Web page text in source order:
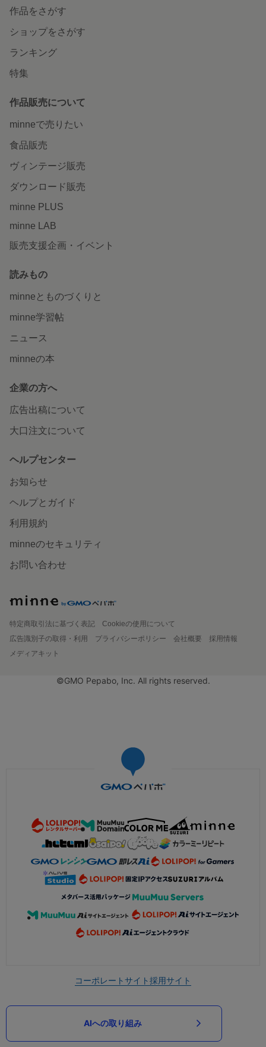
作品をさがす
ショップをさがす
ランキング
特集
作品販売について
minneで売りたい
食品販売
ヴィンテージ販売
ダウンロード販売
minne PLUS
minne LAB
販売支援企画・イベント
読みもの
minneとものづくりと
minne学習帖
ニュース
minneの本
企業の方へ
広告出稿について
大口注文について
ヘルプセンター
お知らせ
ヘルプとガイド
利用規約
minneのセキュリティ
お問い合わせ
特定商取引法に基づく表記
Cookieの使用について
広告識別子の取得・利用
プライバシーポリシー 会社概要
採用情報
メディアキット
©GMO Pepabo, Inc. All rights reserved.
コーポレートサイト採用サイト
AIへの取り組み